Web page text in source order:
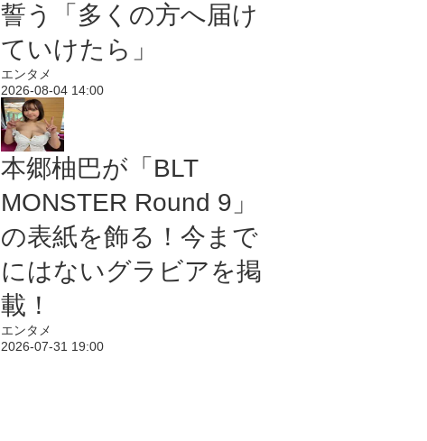
誓う「多くの方へ届け
ていけたら」
エンタメ
2026-08-04 14:00
本郷柚巴が「BLT
MONSTER Round 9」
の表紙を飾る！今まで
にはないグラビアを掲
載！
エンタメ
2026-07-31 19:00